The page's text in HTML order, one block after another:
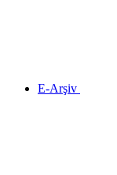
E-Arşiv